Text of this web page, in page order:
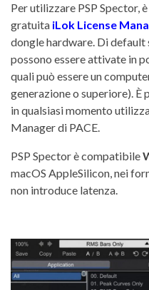
Per utilizzare PSP Spector,
gratuita iLok License
dongle hardware. Di
possono essere attivate in
quali può essere un
generazione o superiore). È
in qualsiasi momento
Manager di PACE.
PSP Spector è compatibile
macOS AppleSilicon, nei
non introduce latenza.